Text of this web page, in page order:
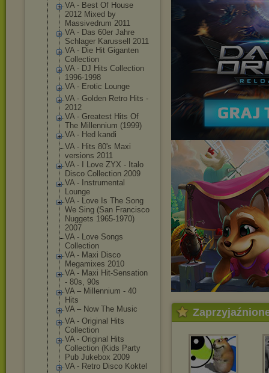
VA - Best Of House
2012 Mixed by
Massivedrum 2011
VA - Das 60er Jahre
Schlager Karussell 2011
VA - Die Hit Giganten
Collection
VA - DJ Hits Collection
1996-1998
VA - Erotic Lounge
VA - Golden Retro Hits -
2012
VA - Greatest Hits Of
The Millennium (1999)
VA - Hed kandi
VA - Hits 80's Maxi
versions 2011
VA - I Love ZYX - Italo
Disco Collection 2009
VA - Instrumental
Lounge
VA - Love Is The Song
We Sing (San Francisco
Nuggets 1965-1970)
2007
VA - Love Songs
Collection
VA - Maxi Disco
Megamixes 2010
VA - Maxi Hit-Sensation
- 80s, 90s
VA ‎– Millennium - 40
Hits
VA ‎– Now The Music
VA - Original Hits
Collection
VA - Original Hits
Collection (Kids Party
Pub Jukebox 2009
VA - Retro Disco Koktel